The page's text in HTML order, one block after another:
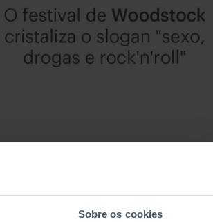
Sobre os cookies